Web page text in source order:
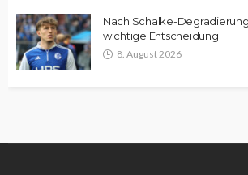
Nach Schalke-
wichtige Entscheidung
8. August 2026